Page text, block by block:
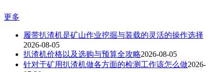
更多
履带扒渣机是矿山作业挖掘与装载的灵活的操作选择
2026-08-05
扒渣机价格以及选购与预算全攻略2026-08-05
针对于矿用扒渣机做各方面的检测工作该怎么做2026-